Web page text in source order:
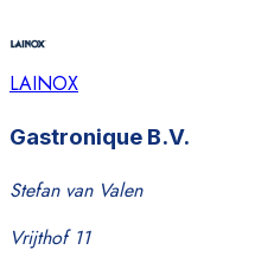
LAINOX
Gastronique B.V.
Stefan van Valen
Vrijthof 11